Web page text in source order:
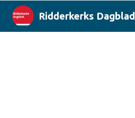
Ridderkerks Dagblad